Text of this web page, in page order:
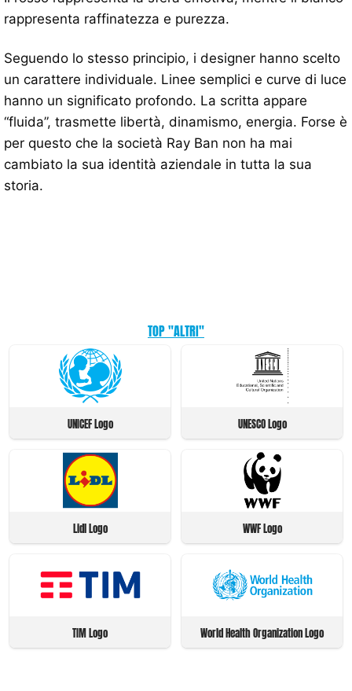
rappresenta raffinatezza e purezza.
Seguendo lo stesso principio, i designer hanno scelto
un carattere individuale. Linee semplici e curve di luce
hanno un significato profondo. La scritta appare
“fluida”, trasmette libertà, dinamismo, energia. Forse è
per questo che la società Ray Ban non ha mai
cambiato la sua identità aziendale in tutta la sua
storia.
TOP "ALTRI"
UNICEF Logo UNESCO Logo
Lidl Logo WWF Logo
TIM Logo World Health Organization Logo